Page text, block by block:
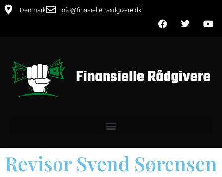
Denmark info@finasielle-raadgivere.dk
Revisor Svend Sørensen